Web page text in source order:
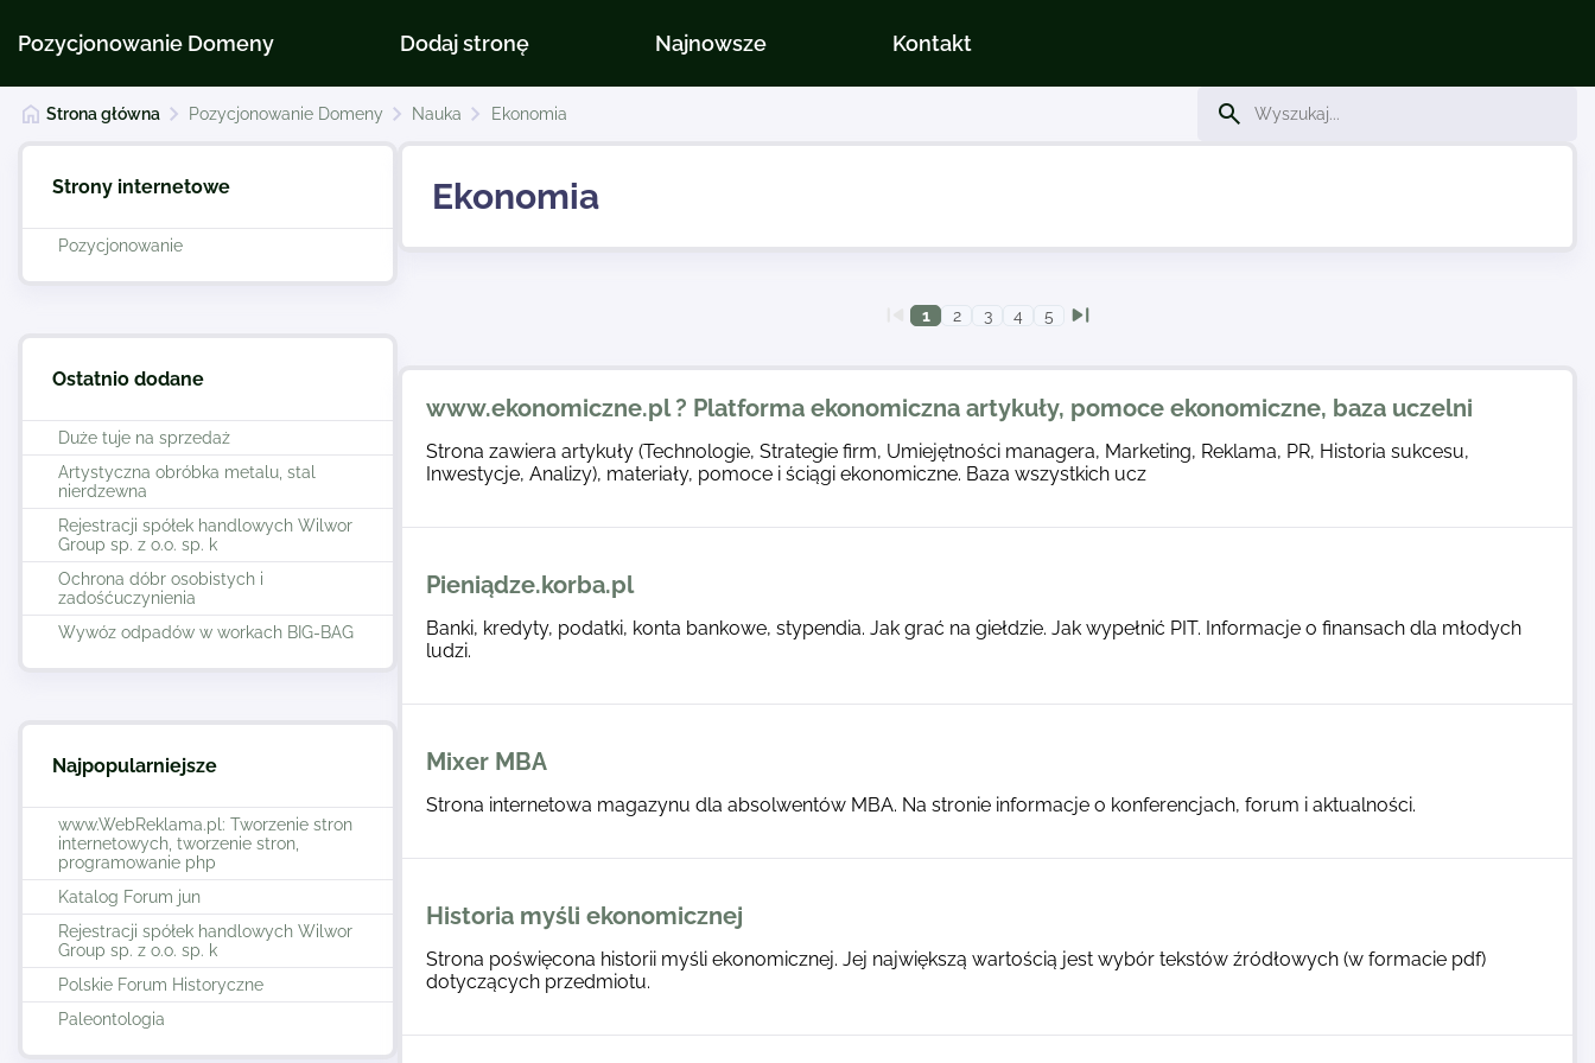
Pozycjonowanie Domeny Dodaj stronę Najnowsze Kontakt
Strona główna Pozycjonowanie Domeny Nauka Ekonomia
Strony internetowe
Pozycjonowanie
Ostatnio dodane
Duże tuje na sprzedaż
Artystyczna obróbka metalu, stal
nierdzewna
Rejestracji spółek handlowych Wilwor
Group sp. z o.o. sp. k
Ochrona dóbr osobistych i
zadośćuczynienia
Wywóz odpadów w workach BIG-BAG
Najpopularniejsze
www.WebReklama.pl: Tworzenie stron
internetowych, tworzenie stron,
programowanie php
Katalog Forum jun
Rejestracji spółek handlowych Wilwor
Group sp. z o.o. sp. k
Polskie Forum Historyczne
Paleontologia
Ekonomia
1 2 3 4 5
www.ekonomiczne.pl ? Platforma ekonomiczna artykuły, pomoce ekonomiczne, baza uczelni
Strona zawiera artykuły (Technologie, Strategie firm, Umiejętności managera, Marketing, Reklama, PR, Historia sukcesu,
Inwestycje, Analizy), materiały, pomoce i ściągi ekonomiczne. Baza wszystkich ucz
Pieniądze.korba.pl
Banki, kredyty, podatki, konta bankowe, stypendia. Jak grać na giełdzie. Jak wypełnić PIT. Informacje o finansach dla młodych
ludzi.
Mixer MBA
Strona internetowa magazynu dla absolwentów MBA. Na stronie informacje o konferencjach, forum i aktualności.
Historia myśli ekonomicznej
Strona poświęcona historii myśli ekonomicznej. Jej największą wartością jest wybór tekstów źródłowych (w formacie pdf)
dotyczących przedmiotu.